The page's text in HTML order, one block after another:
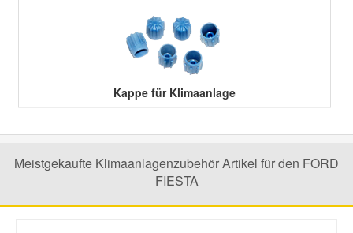
Kappe für Klimaanlage
Meistgekaufte Klimaanlagenzubehör Artikel für den FORD
FIESTA
Seat Ersatzteile
Suzuki Ersatzteile